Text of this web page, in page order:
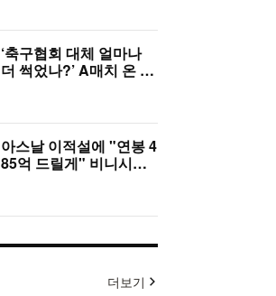
다..."구단 역사상 가장
비싼 영입"
‘축구협회 대체 얼마나
더 썩었나?’ A매치 온 외
않겠나?”
아스날 이적설에 "연봉 4
85억 드릴게" 비니시우
더보기